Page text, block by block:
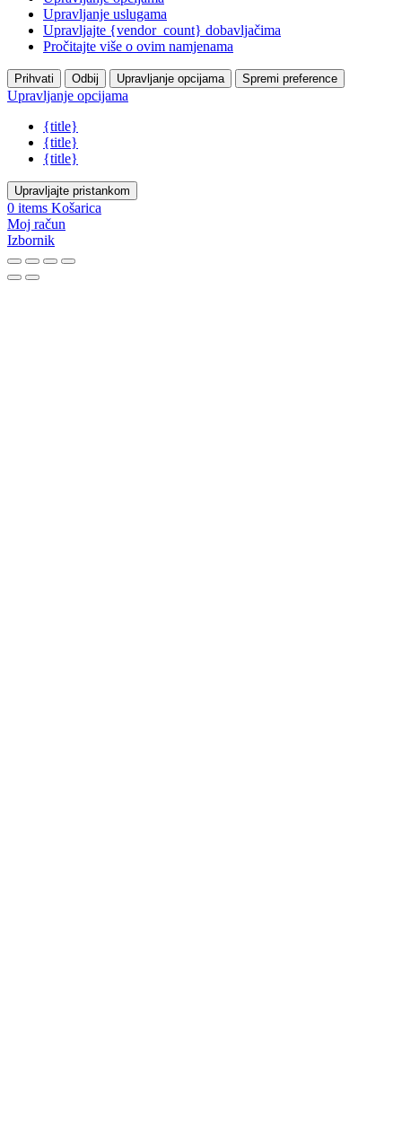
Upravljanje uslugama
Upravljajte {vendor_count} dobavljačima
Pročitajte više o ovim namjenama
Prihvati Odbij Upravljanje opcijama Spremi preference
Upravljanje opcijama
{title}
{title}
{title}
Upravljajte pristankom
0 items Košarica
Moj račun
Izbornik